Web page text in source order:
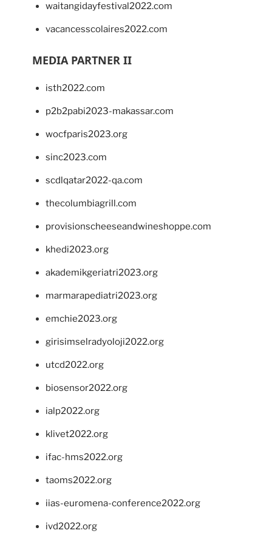
waitangidayfestival2022.com
vacancesscolaires2022.com
MEDIA PARTNER II
isth2022.com
p2b2pabi2023-makassar.com
wocfparis2023.org
sinc2023.com
scdlqatar2022-qa.com
thecolumbiagrill.com
provisionscheeseandwineshoppe.com
khedi2023.org
akademikgeriatri2023.org
marmarapediatri2023.org
emchie2023.org
girisimselradyoloji2022.org
utcd2022.org
biosensor2022.org
ialp2022.org
klivet2022.org
ifac-hms2022.org
taoms2022.org
iias-euromena-conference2022.org
ivd2022.org